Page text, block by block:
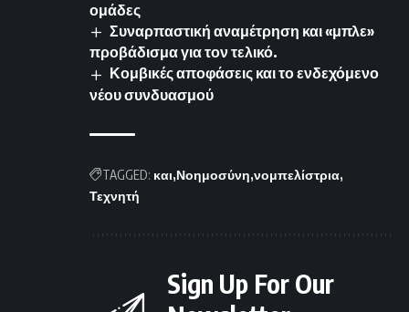
ομάδες
Συναρπαστική αναμέτρηση και «μπλε»
προβάδισμα για τον τελικό.
Κομβικές αποφάσεις και το ενδεχόμενο
νέου συνδυασμού
TAGGED: και Νοημοσύνη νομπελίστρια
Τεχνητή
Sign Up For Our